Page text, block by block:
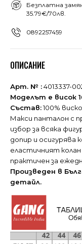
Безплатна
35.79€/70лв.
0892257459
ОПИСАНИЕ
Арт. № :4013337-
Моделът е висок
Състав:100%
Макси панталон с
избор за всяка
допир и осигурява
еластичният
практичен за
Произведен в
детайл.